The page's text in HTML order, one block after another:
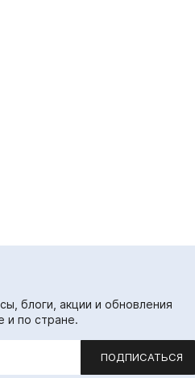
блоги, акции и обновления
и по стране.
ПОДПИСАТЬСЯ